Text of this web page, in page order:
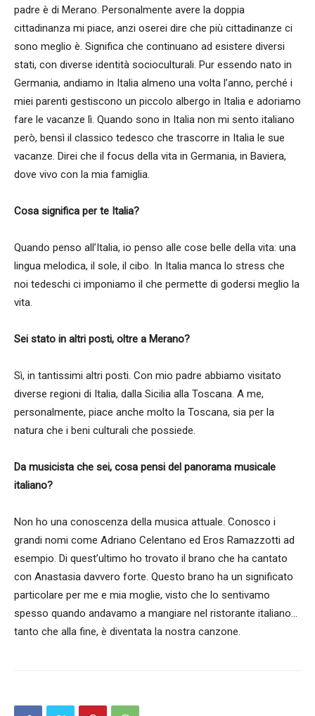
padre è di Merano. Personalmente avere la doppia
cittadinanza mi piace, anzi oserei dire che più cittadinanze ci
sono meglio è. Significa che continuano ad esistere diversi
stati, con diverse identità socioculturali. Pur essendo nato in
Germania, andiamo in Italia almeno una volta l’anno, perché i
miei parenti gestiscono un piccolo albergo in Italia e adoriamo
fare le vacanze lì. Quando sono in Italia non mi sento italiano
però, bensì il classico tedesco che trascorre in Italia le sue
vacanze. Direi che il focus della vita in Germania, in Baviera,
dove vivo con la mia famiglia.
Cosa significa per te Italia?
Quando penso all’Italia, io penso alle cose belle della vita: una
lingua melodica, il sole, il cibo. In Italia manca lo stress che
noi tedeschi ci imponiamo il che permette di godersi meglio la
vita.
Sei stato in altri posti, oltre a Merano?
Sì, in tantissimi altri posti. Con mio padre abbiamo visitato
diverse regioni di Italia, dalla Sicilia alla Toscana. A me,
personalmente, piace anche molto la Toscana, sia per la
natura che i beni culturali che possiede.
Da musicista che sei, cosa pensi del panorama musicale
italiano?
Non ho una conoscenza della musica attuale. Conosco i
grandi nomi come Adriano Celentano ed Eros Ramazzotti ad
esempio. Di quest’ultimo ho trovato il brano che ha cantato
con Anastasia davvero forte. Questo brano ha un significato
particolare per me e mia moglie, visto che lo sentivamo
spesso quando andavamo a mangiare nel ristorante italiano…
tanto che alla fine, è diventata la nostra canzone.